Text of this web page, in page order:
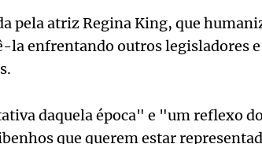
pela atriz Regina King, que
la enfrentando outros legisladores
daquela época" e "um reflexo
que querem estar